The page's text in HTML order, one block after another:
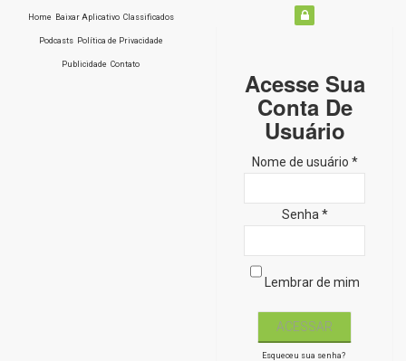
Home Baixar Aplicativo Classificados
Podcasts Política de Privacidade
Publicidade Contato
Acesse Sua
Conta De
Usuário
Nome de usuário *
Senha *
Lembrar de mim
Esqueceu sua senha?